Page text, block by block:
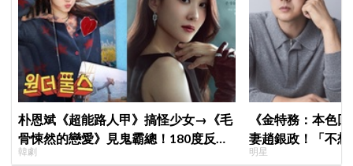
朴恩斌《超能路人甲》搞怪少女→《毛
骨悚然的戀愛》見鬼霸總！180度反差
演技獲讚「信看演員」
韓劇
《金特務：本色
妻趙銀政！「不
一句話展現滿滿
明星